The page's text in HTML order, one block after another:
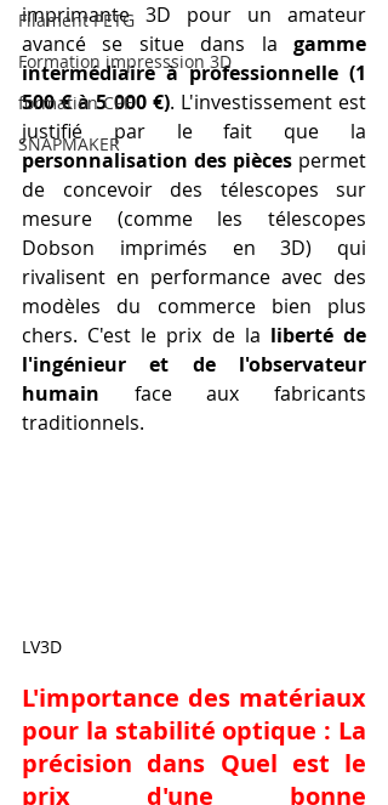
Filament PETG
Formation impresssion 3D
formation CPF
SNAPMAKER
imprimante 3D pour un amateur
avancé se situe dans la gamme
intermédiaire à professionnelle (1
500 € à 5 000 €). L'investissement est
personnalisation des pièces permet
de concevoir des télescopes sur
mesure (comme les télescopes
Dobson imprimés en 3D) qui
rivalisent en performance avec des
modèles du commerce bien plus
chers. C'est le prix de la liberté de
l'ingénieur et de l'observateur
humain face aux fabricants
traditionnels.
LV3D
L'importance des matériaux
pour la stabilité optique : La
précision dans Quel est le
prix d'une bonne